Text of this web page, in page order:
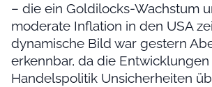
– die ein Goldilocks-Wachstum
moderate Inflation in den USA
dynamische Bild war gestern
erkennbar, da die
Handelspolitik Unsicherheiten